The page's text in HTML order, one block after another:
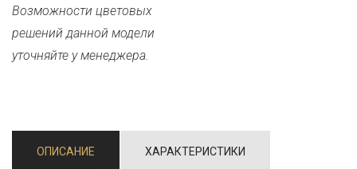
Возможности цветовых
решений данной модели
уточняйте у менеджера.
ОПИСАНИЕ ХАРАКТЕРИСТИКИ